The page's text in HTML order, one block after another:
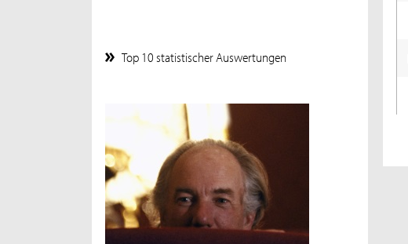
Top 10 statistischer Auswertungen